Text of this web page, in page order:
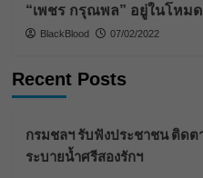
“เพชร กรุณพล” อยู่ในโหม
BlackBlood 07/02/2022
Recent Posts
กรมชลฯ รับฟังประชาชน ติด
ระบายน้ำศรีสองรักฯ